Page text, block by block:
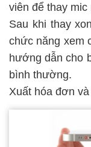
viên để thay mic
Sau khi thay
chức năng xem
hướng dẫn cho
bình thường.
Xuất hóa đơn